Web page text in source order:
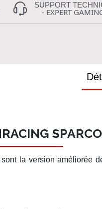
SUPPORT
- EXPERT
sont la version améliorée